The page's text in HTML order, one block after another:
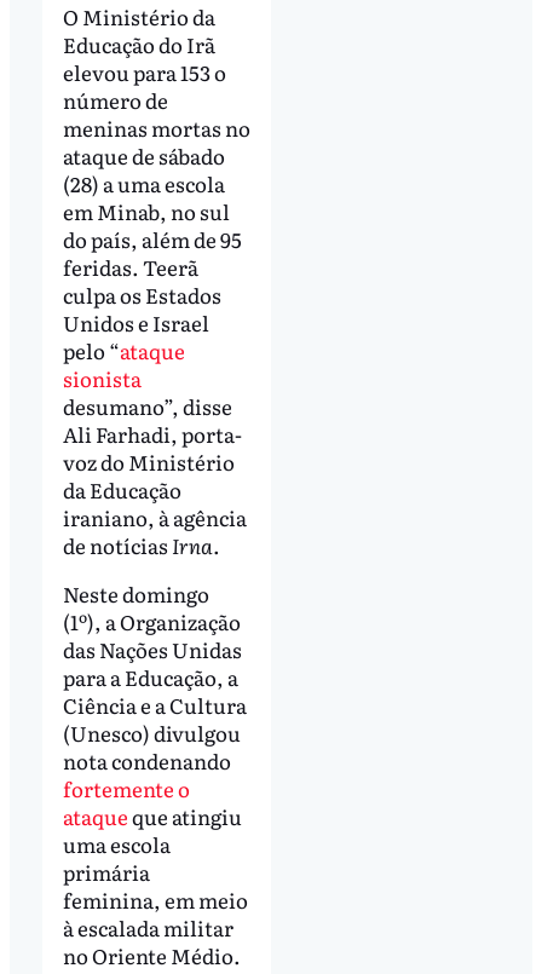
O Ministério da
Educação do Irã
elevou para 153 o
número de
meninas mortas no
ataque de sábado
(28) a uma escola
em Minab, no sul
do país, além de 95
feridas. Teerã
culpa os Estados
Unidos e Israel
pelo “ataque
sionista
desumano”, disse
Ali Farhadi, porta-
voz do Ministério
da Educação
iraniano, à agência
de notícias Irna.
Neste domingo
(1º), a Organização
das Nações Unidas
para a Educação, a
Ciência e a Cultura
(Unesco) divulgou
nota condenando
fortemente o
ataqueque atingiu
uma escola
primária
feminina, em meio
à escalada militar
no Oriente Médio.